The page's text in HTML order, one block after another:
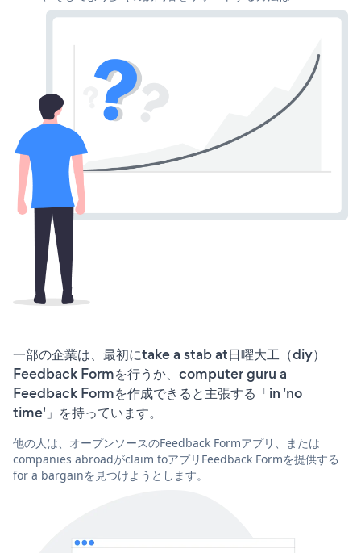
一部の企業は、最初にtake a stab at日曜大工（diy）
Feedback Formを行うか、computer guru a
Feedback Formを作成できると主張する「in 'no
time'」を持っています。
他の人は、オープンソースのFeedback Formアプリ、または
companies abroadがclaim toアプリFeedback Formを提供する
for a bargainを見つけようとします。